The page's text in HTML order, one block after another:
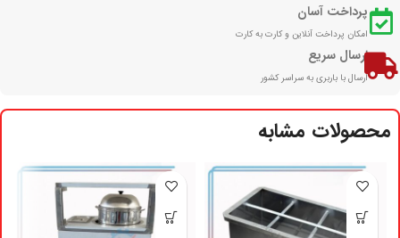
پرداخت آسان
امکان پرداخت آنلاین و کارت به کارت
ارسال سریع
ارسال با باربری به سراسر کشور
محصولات مشابه